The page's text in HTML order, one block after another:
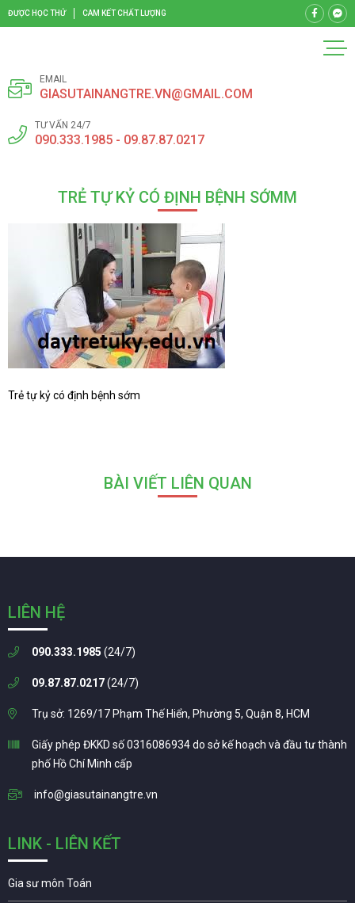
ĐƯỢC HỌC THỬ CAM KẾT CHẤT LƯỢNG
EMAIL
GIASUTAINANGTRE.VN@GMAIL.COM
TƯ VẤN 24/7
090.333.1985 - 09.87.87.0217
TRẺ TỰ KỶ CÓ ĐỊNH BỆNH SỚMM
Trẻ tự kỷ có định bệnh sớm
BÀI VIẾT LIÊN QUAN
LIÊN HỆ
090.333.1985 (24/7)
09.87.87.0217(24/7)
Trụ sở: 1269/17 Phạm Thế Hiển, Phường 5, Quận 8, HCM
Giấy phép ĐKKD số 0316086934 do sở kế hoạch và đầu tư thành
phố Hồ Chí Minh cấp
info@giasutainangtre.vn
LINK - LIÊN KẾT
Gia sư môn Toán